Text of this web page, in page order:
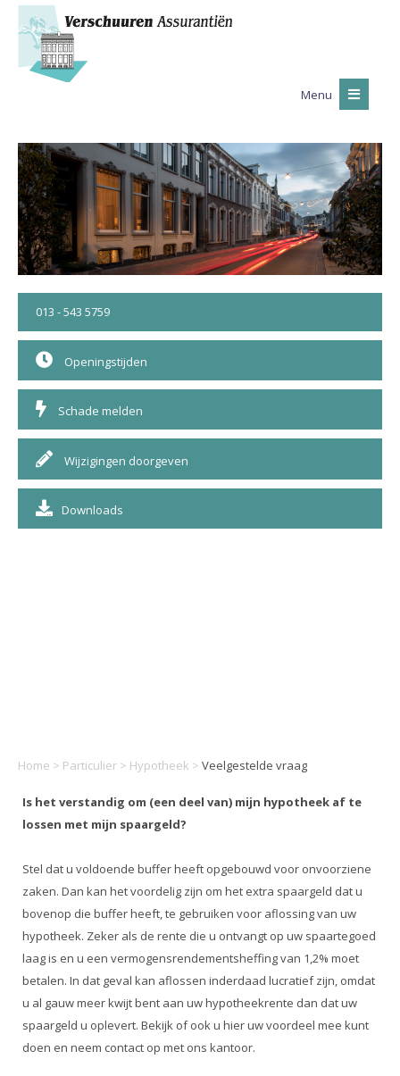
Menu
013 - 543 5759
Openingstijden
Schade melden
Wijzigingen doorgeven
Downloads
Home > Particulier > Hypotheek > Veelgestelde vraag
Is het verstandig om (een deel van) mijn hypotheek af te
lossen met mijn spaargeld?
Stel dat u voldoende buffer heeft opgebouwd voor onvoorziene
zaken. Dan kan het voordelig zijn om het extra spaargeld dat u
bovenop die buffer heeft, te gebruiken voor aflossing van uw
hypotheek. Zeker als de rente die u ontvangt op uw spaartegoed
laag is en u een vermogensrendementsheffing van 1,2% moet
betalen. In dat geval kan aflossen inderdaad lucratief zijn, omdat
u al gauw meer kwijt bent aan uw hypotheekrente dan dat uw
spaargeld u oplevert. Bekijk of ook u hier uw voordeel mee kunt
doen en neem contact op met ons kantoor.